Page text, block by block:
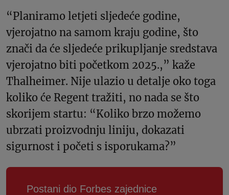
“Planiramo letjeti sljedeće godine,
vjerojatno na samom kraju godine, što
znači da će sljedeće prikupljanje sredstava
vjerojatno biti početkom 2025.,” kaže
Thalheimer. Nije ulazio u detalje oko toga
koliko će Regent tražiti, no nada se što
skorijem startu: “Koliko brzo možemo
ubrzati proizvodnju liniju, dokazati
sigurnost i početi s isporukama?”
Postani dio Forbes zajednice